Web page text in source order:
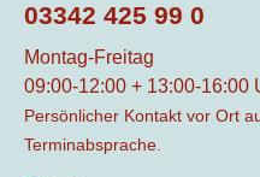
03342 425 99 0
Montag-Freitag
09:00-12:00 + 13:00-16:00
Persönlicher Kontakt vor Ort
Terminabsprache.